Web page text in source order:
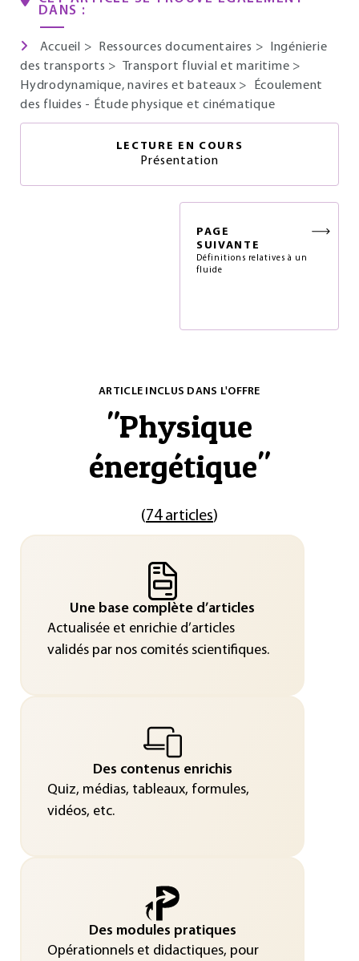
DANS :
Accueil > Ressources documentaires >
Ingénierie
des transports > Transport fluvial et maritime >
Hydrodynamique, navires et bateaux >
Écoulement
des fluides - Étude physique et cinématique
LECTURE EN COURS
Présentation
PAGE
SUIVANTE
Définitions relatives à un
fluide
ARTICLE INCLUS DANS L'OFFRE
"Physique
énergétique"
(74 articles)
Une base complète d’articles
Actualisée et enrichie d’articles
validés par nos comités scientifiques.
Des contenus enrichis
Quiz, médias, tableaux, formules,
vidéos, etc.
Des modules pratiques
Opérationnels et didactiques, pour